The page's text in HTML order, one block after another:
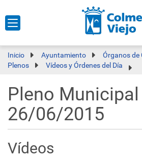
Inicio Ayuntamiento
Órganos de
Plenos
Vídeos y Órdenes del Día
Pleno Municipal
26/06/2015
Vídeos